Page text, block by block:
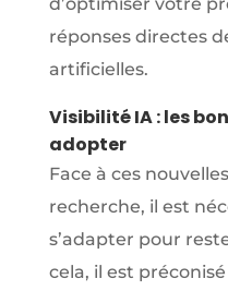
réponses directes
artificielles.
Visibilité IA : les
adopter
Face à ces
recherche, il est
s’adapter pour
cela, il est